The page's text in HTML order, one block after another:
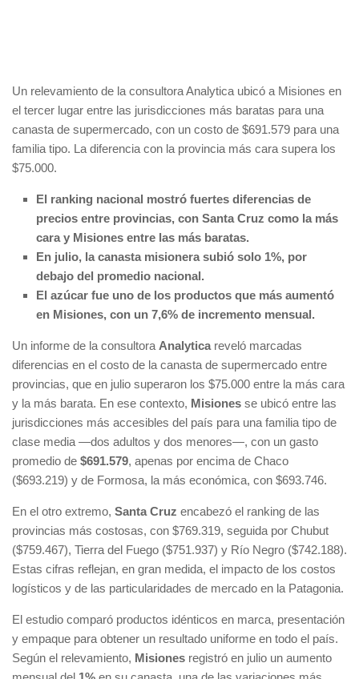
Un relevamiento de la consultora Analytica ubicó a Misiones en
el tercer lugar entre las jurisdicciones más baratas para una
canasta de supermercado, con un costo de $691.579 para una
familia tipo. La diferencia con la provincia más cara supera los
$75.000.
El ranking nacional mostró fuertes diferencias de
precios entre provincias, con Santa Cruz como la más
cara y Misiones entre las más baratas.
En julio, la canasta misionera subió solo 1%, por
debajo del promedio nacional.
El azúcar fue uno de los productos que más aumentó
en Misiones, con un 7,6% de incremento mensual.
Un informe de la consultora Analytica reveló marcadas
diferencias en el costo de la canasta de supermercado entre
provincias, que en julio superaron los $75.000 entre la más cara
y la más barata. En ese contexto, Misiones se ubicó entre las
jurisdicciones más accesibles del país para una familia tipo de
clase media —dos adultos y dos menores—, con un gasto
promedio de $691.579, apenas por encima de Chaco
($693.219) y de Formosa, la más económica, con $693.746.
En el otro extremo, Santa Cruz encabezó el ranking de las
provincias más costosas, con $769.319, seguida por Chubut
($759.467), Tierra del Fuego ($751.937) y Río Negro ($742.188).
Estas cifras reflejan, en gran medida, el impacto de los costos
logísticos y de las particularidades de mercado en la Patagonia.
El estudio comparó productos idénticos en marca, presentación
y empaque para obtener un resultado uniforme en todo el país.
Según el relevamiento, Misiones registró en julio un aumento